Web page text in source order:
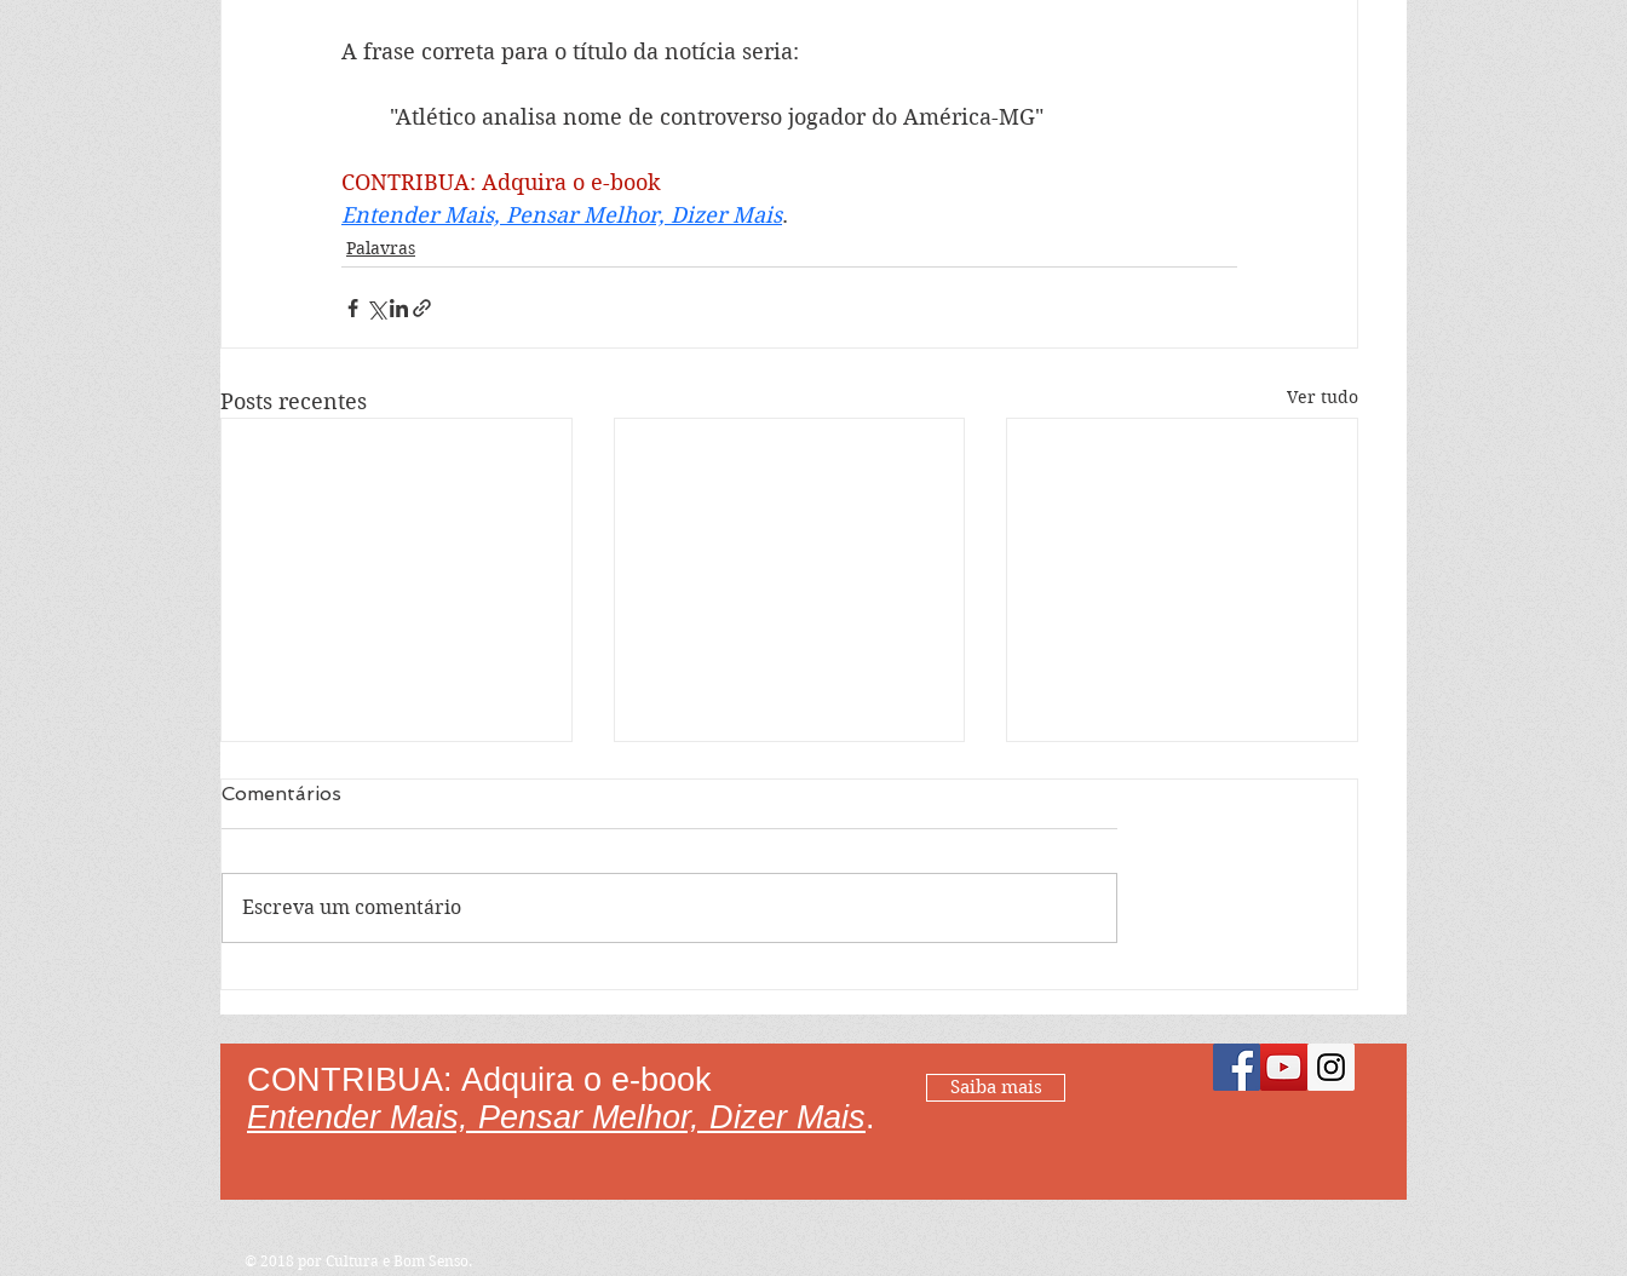
A frase correta para o título da notícia seria:
"Atlético analisa nome de controverso jogador do América-MG"
CONTRIBUA: Adquira o e-book
Entender Mais, Pensar Melhor, Dizer Mais.
Palavras
Posts recentes Ver tudo
Aprenda a ler 36
Aprenda o significado da
Saiba a diferença entre as
Aprenda a diferença entre
Comentários
Escreva um comentário
CONTRIBUA: Adquira o e-book
Entender Mais, Pensar Melhor, Dizer Mais.
Saiba mais
© 2018 por Cultura e Bom Senso.